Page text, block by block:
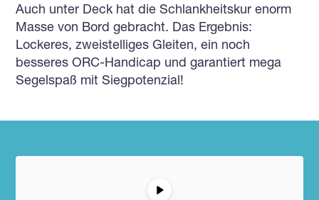
Auch unter Deck hat die Schlankheitskur enorm
Masse von Bord gebracht. Das Ergebnis:
Lockeres, zweistelliges Gleiten, ein noch
besseres ORC-Handicap und garantiert mega
Segelspaß mit Siegpotenzial!